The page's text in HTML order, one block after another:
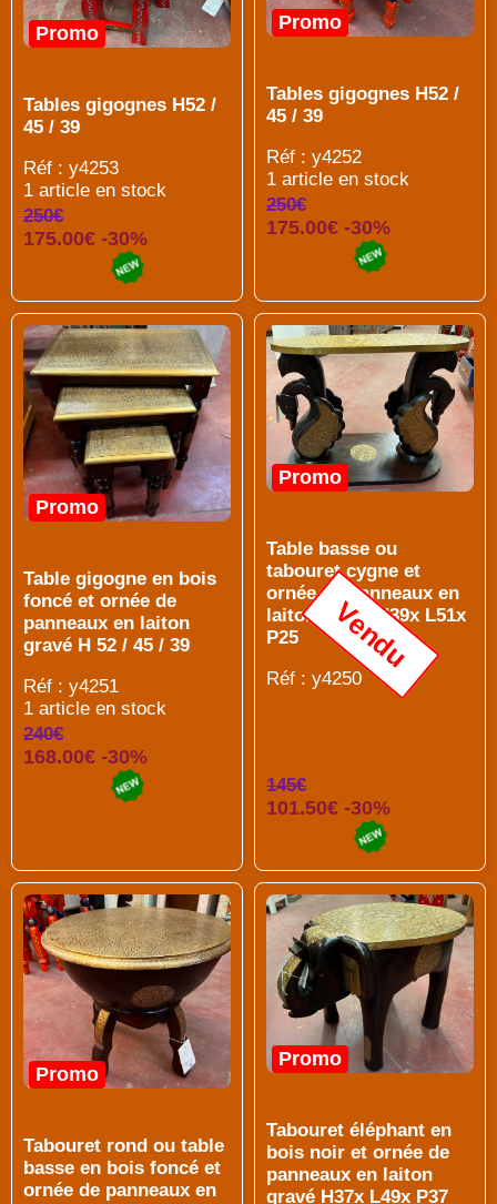
Promo
Tables gigognes H52 /
45 / 39
Réf : y4253
1 article en stock
250€
175.00€ -30%
Promo
Tables gigognes H52 /
45 / 39
Réf : y4252
1 article en stock
250€
175.00€ -30%
Promo
Table gigogne en bois
foncé et ornée de
panneaux en laiton
gravé H 52 / 45 / 39
Réf : y4251
1 article en stock
240€
168.00€ -30%
Promo
Table basse ou
tabouret cygne et
ornée de panneaux en
laiton gravé H39x L51x
P25
Réf : y4250
Vendu
145€
101.50€ -30%
Promo
Tabouret rond ou table
basse en bois foncé et
ornée de panneaux en
Promo
Tabouret éléphant en
bois noir et ornée de
panneaux en laiton
gravé H37x L49x P37